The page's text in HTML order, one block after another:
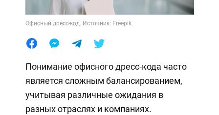
Офисный дресс-код. Источник: Freepik
Понимание офисного дресс-кода часто
является сложным балансированием,
учитывая различные ожидания в
разных отраслях и компаниях.